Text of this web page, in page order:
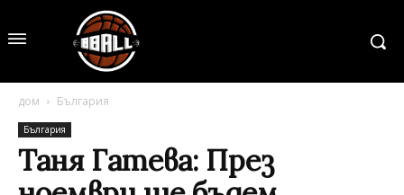
дом България
България
Таня Гатева: През